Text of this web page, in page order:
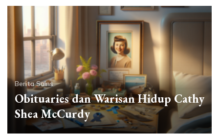
Berita Sains
Obituaries dan Warisan Hidup Cathy
Shea McCurdy